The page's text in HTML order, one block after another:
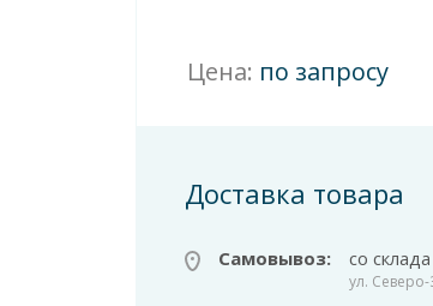
Цена: по запросу
Доставка товара
Самовывоз: со
ул.